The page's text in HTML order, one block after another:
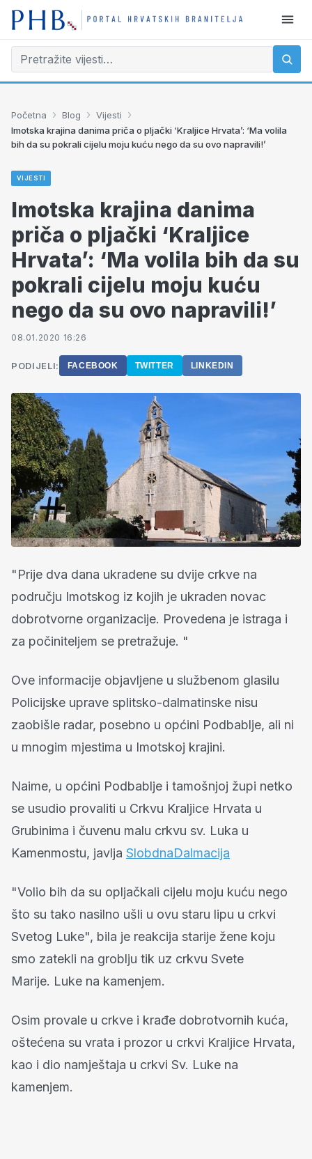
Početna › Blog › Vijesti ›
Imotska krajina danima priča o pljački ‘Kraljice Hrvata’: ‘Ma volila
bih da su pokrali cijelu moju kuću nego da su ovo napravili!’
VIJESTI
Imotska krajina danima
priča o pljački ‘Kraljice
Hrvata’: ‘Ma volila bih da su
pokrali cijelu moju kuću
nego da su ovo napravili!’
08.01.2020 16:26
PODIJELI: FACEBOOK TWITTER LINKEDIN
"Prije dva dana ukradene su dvije crkve na
području Imotskog iz kojih je ukraden novac
dobrotvorne organizacije. Provedena je istraga i
za počiniteljem se pretražuje. "
Ove informacije objavljene u službenom glasilu
Policijske uprave splitsko-dalmatinske nisu
zaobišle ​​radar, posebno u općini Podbablje, ali ni
u mnogim mjestima u Imotskoj krajini.
Naime, u općini Podbablje i tamošnjoj župi netko
se usudio provaliti u Crkvu Kraljice Hrvata u
Grubinima i čuvenu malu crkvu sv. Luka u
Kamenmostu, javlja SlobdnaDalmacija
"Volio bih da su opljačkali cijelu moju kuću nego
što su tako nasilno ušli u ovu staru lipu u crkvi
Svetog Luke", bila je reakcija starije žene koju
smo zatekli na groblju tik uz crkvu Svete
Marije. Luke na kamenjem.
Osim provale u crkve i krađe dobrotvornih kuća,
oštećena su vrata i prozor u crkvi Kraljice Hrvata,
kao i dio namještaja u crkvi Sv. Luke na
kamenjem.